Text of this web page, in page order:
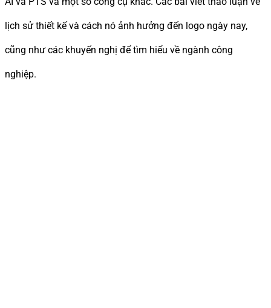
lịch sử thiết kế và cách nó ảnh hưởng đến logo ngày nay,
cũng như các khuyến nghị để tìm hiểu về ngành công
nghiệp.